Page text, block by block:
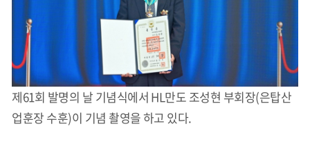
제61회 발명의 날 기념식에서 HL만도 조성현 부회장(은탑산
업훈장 수훈)이 기념 촬영을 하고 있다.